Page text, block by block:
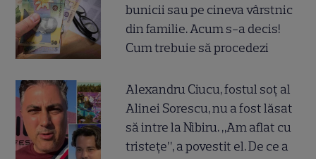
bunicii sau pe cineva vârstnic
din familie. Acum s-a decis!
Cum trebuie să procedezi
Alexandru Ciucu, fostul soț al
Alinei Sorescu, nu a fost lăsat
să intre la Nibiru. „Am aflat cu
tristețe”, a povestit el. De ce a